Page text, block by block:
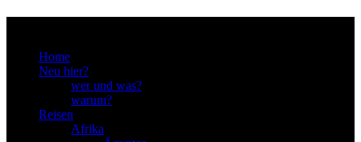
Home
Neu hier?
wer und was?
warum?
Reisen
Afrika